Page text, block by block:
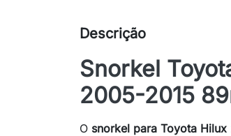
Descrição
Snorkel
2005-2015
O snorkel para Toyota